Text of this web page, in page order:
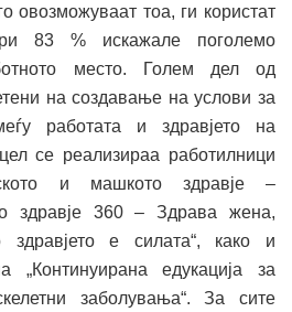
овозможуваат тоа, ги користат
83 % искажале поголемо
место. Голем дел од
на создавање на услови за
работата и здравјето на
се реализираа работилници
и машкото здравје –
здравје 360 – Здрава жена,
е силата“, како и
„Континуирана едукација за
заболувања“. За сите